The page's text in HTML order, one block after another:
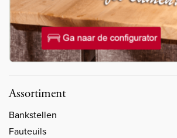
Assortiment
Bankstellen
Fauteuils